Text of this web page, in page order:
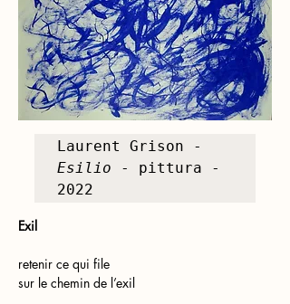
Laurent Grison -
Esilio - pittura -
2022
Exil
retenir ce qui file
sur le chemin de l’exil